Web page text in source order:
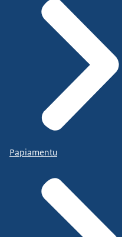
Papiamentu